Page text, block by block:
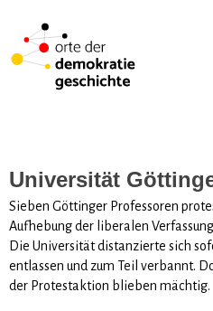
Universität
Sieben Göttinger Professoren
Aufhebung der liberalen
Die Universität distanzierte sich
entlassen und zum Teil verbannt.
der Protestaktion blieben mächtig.